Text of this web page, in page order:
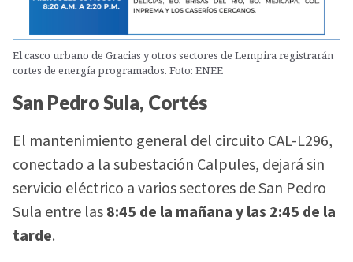
El casco urbano de Gracias y otros sectores de Lempira registrarán
cortes de energía programados. Foto: ENEE
San Pedro Sula, Cortés
El mantenimiento general del circuito CAL-L296,
conectado a la subestación Calpules, dejará sin
servicio eléctrico a varios sectores de San Pedro
Sula entre las8:45 de la mañana y las 2:45 de la
tarde.